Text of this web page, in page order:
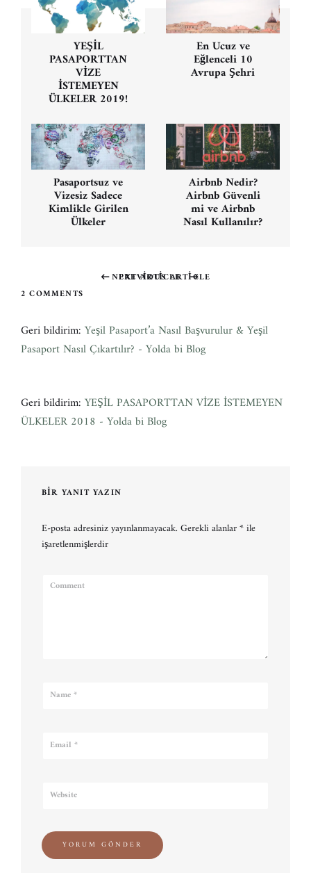
YEŞİL
PASAPORTTAN
VİZE
İSTEMEYEN
ÜLKELER 2019!
En Ucuz ve
Eğlenceli 10
Avrupa Şehri
Pasaportsuz ve
Vizesiz Sadece
Kimlikle Girilen
Ülkeler
Airbnb Nedir?
Airbnb Güvenli
mi ve Airbnb
Nasıl Kullanılır?
Yazı
gezinmesi
PREVIOUS ARTICLE
Previous
NEXT ARTICLE
Next
2 COMMENTS
Geri bildirim: Yeşil Pasaport’a Nasıl Başvurulur & Yeşil
Pasaport Nasıl Çıkartılır? - Yolda bi Blog
Geri bildirim: YEŞİL PASAPORTTAN VİZE İSTEMEYEN
ÜLKELER 2018 - Yolda bi Blog
BIR YANIT YAZIN
E-posta adresiniz yayınlanmayacak. Gerekli alanlar*ile
işaretlenmişlerdir